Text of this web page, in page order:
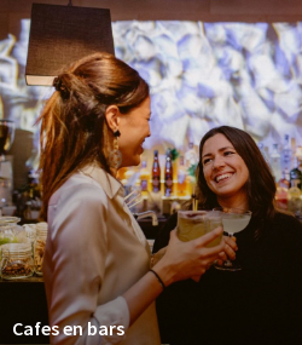
Toeristische routes
Natuurgebieden
Baroniepoorten
Sport
Privacy
Inloggen
Cafes en bars